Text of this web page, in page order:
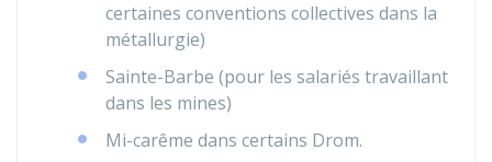
certaines conventions collectives dans la
métallurgie)
Sainte-Barbe (pour les salariés travaillant
dans les mines)
Mi-carême dans certains Drom.